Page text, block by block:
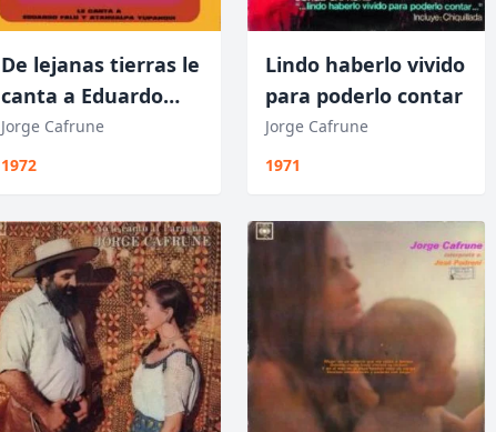
De lejanas tierras le
canta a Eduardo
Falu y
Jorge Cafrune
1972
Lindo haberlo vivido
para poderlo contar
Jorge Cafrune
1971